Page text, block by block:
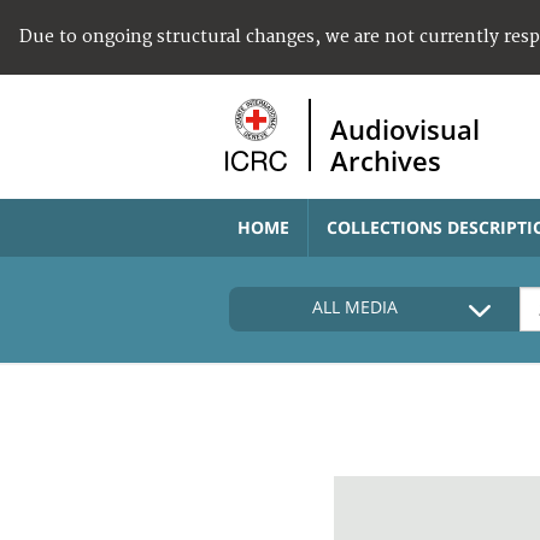
Due to ongoing structural changes, we are not currently
Audiovisual
Archives
HOME COLLECTIONS
ALL MEDIA